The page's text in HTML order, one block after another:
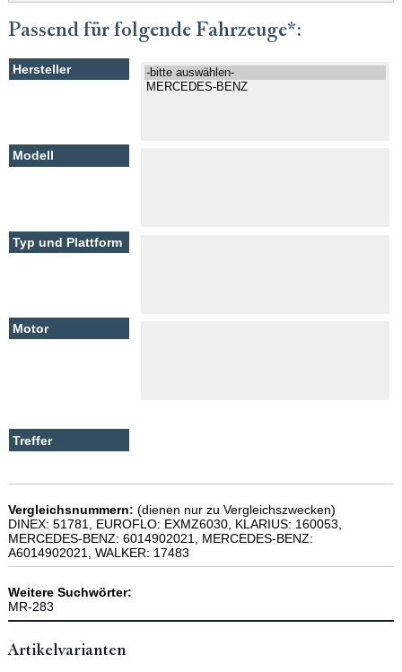
Passend für folgende Fahrzeuge*:
Vergleichsnummern: (dienen nur zu Vergleichszwecken)
DINEX: 51781, EUROFLO: EXMZ6030, KLARIUS: 160053,
MERCEDES-BENZ: 6014902021, MERCEDES-BENZ:
A6014902021, WALKER: 17483
Weitere Suchwörter:
MR-283
Artikelvarianten